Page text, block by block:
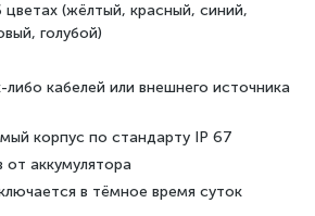
(жёлтый, красный, синий,
голубой)
либо кабелей или внешнего источника
корпус по стандарту IP 67
от аккумулятора
в тёмное время суток